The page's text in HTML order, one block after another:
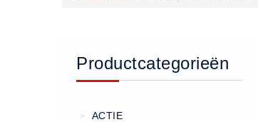
Keuringen
Bedrijfsnoodplannen
Productcategorieën
> ACTIE